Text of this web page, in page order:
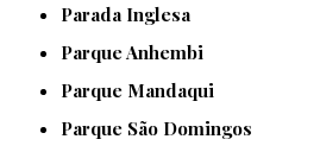
Parada Inglesa
Parque Anhembi
Parque Mandaqui
Parque São Domingos